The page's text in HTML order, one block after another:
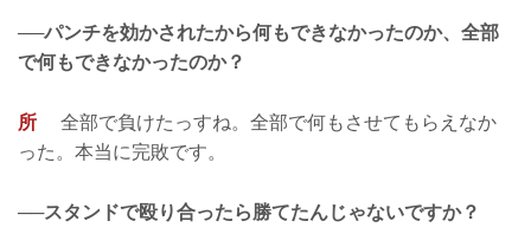
──パンチを効かされたから何もできなかったのか、全部
で何もできなかったのか？
所
全部で負けたっすね。全部で何もさせてもらえなか
った。本当に完敗です。
──スタンドで殴り合ったら勝てたんじゃないですか？